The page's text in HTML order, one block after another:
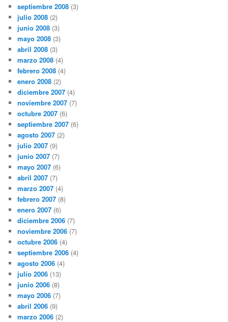
septiembre 2008 (3)
julio 2008 (2)
junio 2008 (3)
mayo 2008 (3)
abril 2008 (3)
marzo 2008 (4)
febrero 2008 (4)
enero 2008 (2)
diciembre 2007 (4)
noviembre 2007 (7)
octubre 2007 (6)
septiembre 2007 (6)
agosto 2007 (2)
julio 2007 (9)
junio 2007 (7)
mayo 2007 (6)
abril 2007 (7)
marzo 2007 (4)
febrero 2007 (8)
enero 2007 (6)
diciembre 2006 (7)
noviembre 2006 (7)
octubre 2006 (4)
septiembre 2006 (4)
agosto 2006 (4)
julio 2006 (13)
junio 2006 (8)
mayo 2006 (7)
abril 2006 (9)
marzo 2006 (2)